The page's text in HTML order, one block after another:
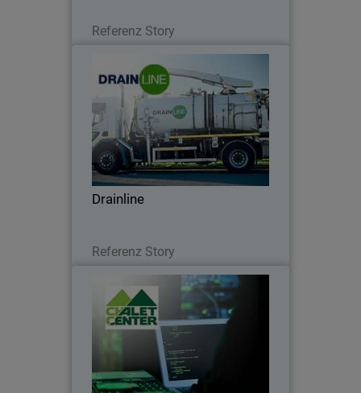
Referenz Story
Drainline
Referenz Story
WatchGuard Delivers Robust Security to
Support Drainline’s Expanding
Infrastructure Operations
Chalet Center
Chalet Center ensures connectivity with
WatchGuard and Orbid